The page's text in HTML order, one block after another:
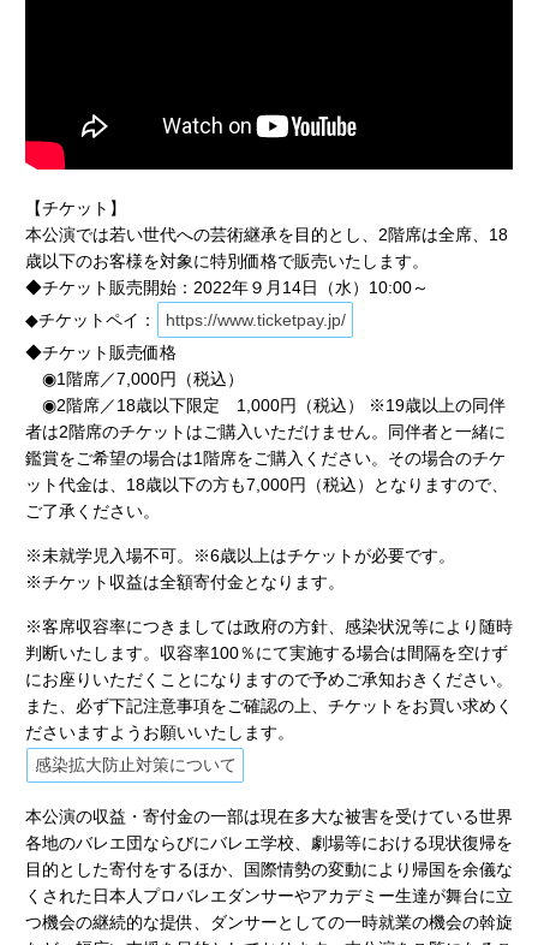
【チケット】
本公演では若い世代への芸術継承を目的とし、2階席は全席、18
歳以下のお客様を対象に特別価格で販売いたします。
◆チケット販売開始：2022年９月14日（水）10:00～
◆チケットペイ：
https://www.ticketpay.jp/
◆チケット販売価格
◉1階席／7,000円（税込）
◉2階席／18歳以下限定 1,000円（税込） ※19歳以上の同伴
者は2階席のチケットはご購入いただけません。同伴者と一緒に
鑑賞をご希望の場合は1階席をご購入ください。その場合のチケ
ット代金は、18歳以下の方も7,000円（税込）となりますので、
ご了承ください。
※未就学児入場不可。※6歳以上はチケットが必要です。
※チケット収益は全額寄付金となります。
※客席収容率につきましては政府の方針、感染状況等により随時
判断いたします。収容率100％にて実施する場合は間隔を空けず
にお座りいただくことになりますので予めご承知おきください。
また、必ず下記注意事項をご確認の上、チケットをお買い求めく
ださいますようお願いいたします。
感染拡大防止対策について
本公演の収益・寄付金の一部は現在多大な被害を受けている世界
各地のバレエ団ならびにバレエ学校、劇場等における現状復帰を
目的とした寄付をするほか、国際情勢の変動により帰国を余儀な
くされた日本人プロバレエダンサーやアカデミー生達が舞台に立
つ機会の継続的な提供、ダンサーとしての一時就業の機会の斡旋